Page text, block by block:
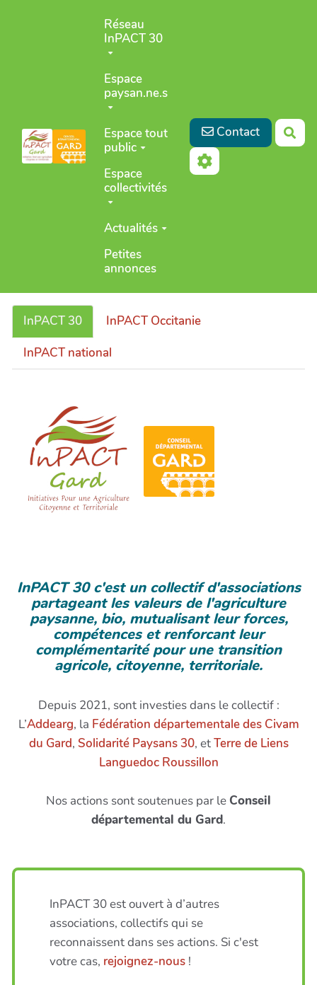
Aller au contenu principal
Réseau
InPACT 30
Espace
paysan.ne.s
Espace tout
public
Espace
collectivités
Actualités
Petites
annonces
Contact
InPACT 30
InPACT Occitanie
InPACT national
InPACT 30 c'est un collectif d'associations
partageant les valeurs de l'agriculture
paysanne, bio, mutualisant leur forces,
compétences et renforcant leur
complémentarité pour une transition
agricole, citoyenne, territoriale.
Depuis 2021, sont investies dans le collectif :
L’Addearg, la Fédération départementale des Civam
du Gard, Solidarité Paysans 30, etTerre de Liens
Languedoc Roussillon
Nos actions sont soutenues par leConseil
départemental du Gard.
InPACT 30 est ouvert à d’autres
associations, collectifs qui se
reconnaissent dans ses actions. Si c'est
votre cas, rejoignez-nous !